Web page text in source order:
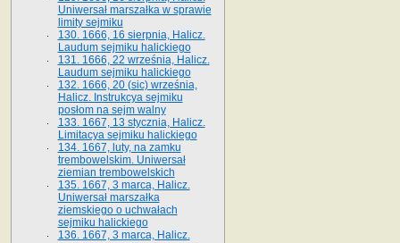
Uniwersał marszałka w sprawie
limity sejmiku
130. 1666, 16 sierpnia, Halicz.
Laudum sejmiku halickiego
131. 1666, 22 września, Halicz.
Laudum sejmiku halickiego
132. 1666, 20 (sic) września,
Halicz. Instrukcya sejmiku
posłom na sejm walny
133. 1667, 13 stycznia, Halicz.
Limitacya sejmiku halickiego
134. 1667, luty, na zamku
trembowelskim. Uniwersał
ziemian trembowelskich
135. 1667, 3 marca, Halicz.
Uniwersał marszałka
ziemskiego o uchwałach
sejmiku halickiego
136. 1667, 3 marca, Halicz.